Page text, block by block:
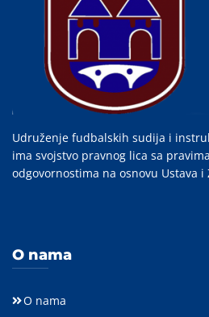
Udruženje fudbalskih sudija i
ima svojstvo pravnog lica sa
odgovornostima na osnovu Ustava i
O nama
O nama